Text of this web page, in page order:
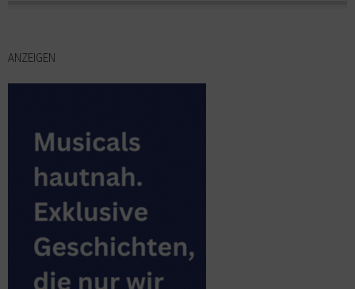
ANZEIGEN